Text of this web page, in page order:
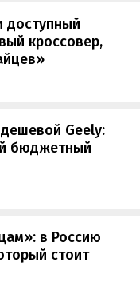
доступный
кроссовер,
Geely:
бюджетный
в Россию
стоит